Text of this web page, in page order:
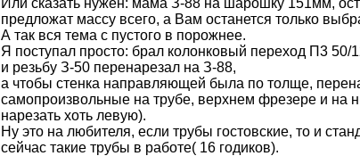
Или сказать нужен: мама З-88 на шарошку 151мм,
предложат массу всего, а Вам останется только
А так вся тема с пустого в порожнее.
Я поступал просто: брал колонковый переход П3 50/
и резьбу З-50 перенарезал на З-88,
а чтобы стенка направляющей была по толще,
самопроизвольные на трубе, верхнем фрезере и на
нарезать хоть левую).
Ну это на любителя, если трубы гостовские, то и
сейчас такие трубы в работе( 16 годиков).